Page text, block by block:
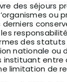
des séjours
ou
des statuts
nationale ou
instituant entre
limitation de